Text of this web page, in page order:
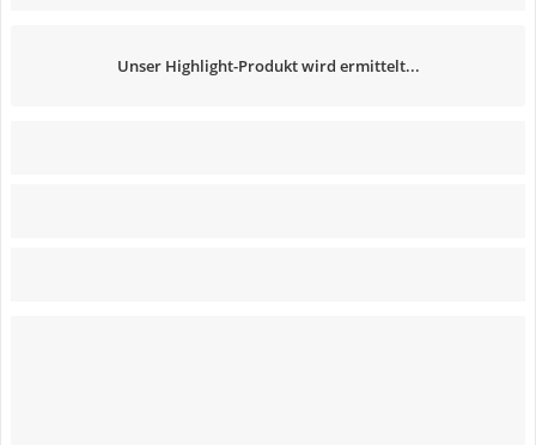
Unser Highlight-Produkt wird ermittelt...